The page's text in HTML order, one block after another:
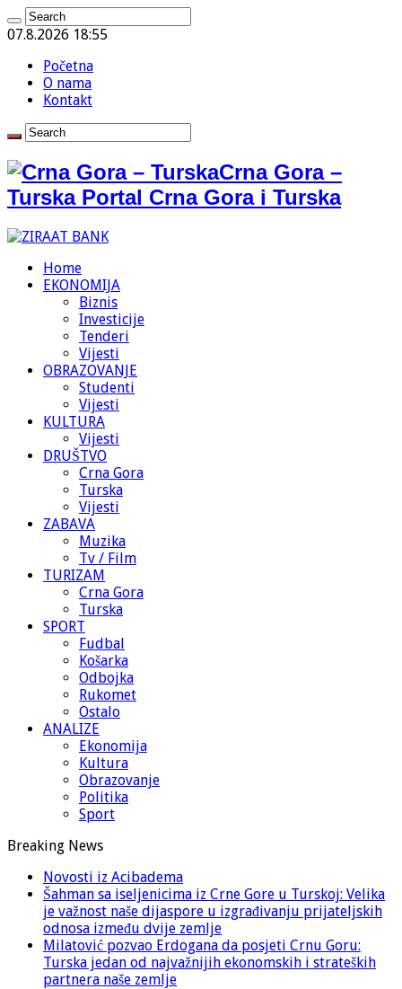
07.8.2026 18:55
Početna
O nama
Kontakt
Crna Gora –
Turska Portal Crna Gora i Turska
Home
EKONOMIJA
Biznis
Investicije
Tenderi
Vijesti
OBRAZOVANJE
Studenti
Vijesti
KULTURA
Vijesti
DRUŠTVO
Crna Gora
Turska
Vijesti
ZABAVA
Muzika
Tv / Film
TURIZAM
Crna Gora
Turska
SPORT
Fudbal
Košarka
Odbojka
Rukomet
Ostalo
ANALIZE
Ekonomija
Kultura
Obrazovanje
Politika
Sport
Breaking News
Novosti iz Acibadema
Šahman sa iseljenicima iz Crne Gore u Turskoj: Velika
je važnost naše dijaspore u izgrađivanju prijateljskih
odnosa između dvije zemlje
Milatović pozvao Erdogana da posjeti Crnu Goru:
Turska jedan od najvažnijih ekonomskih i strateških
partnera naše zemlje